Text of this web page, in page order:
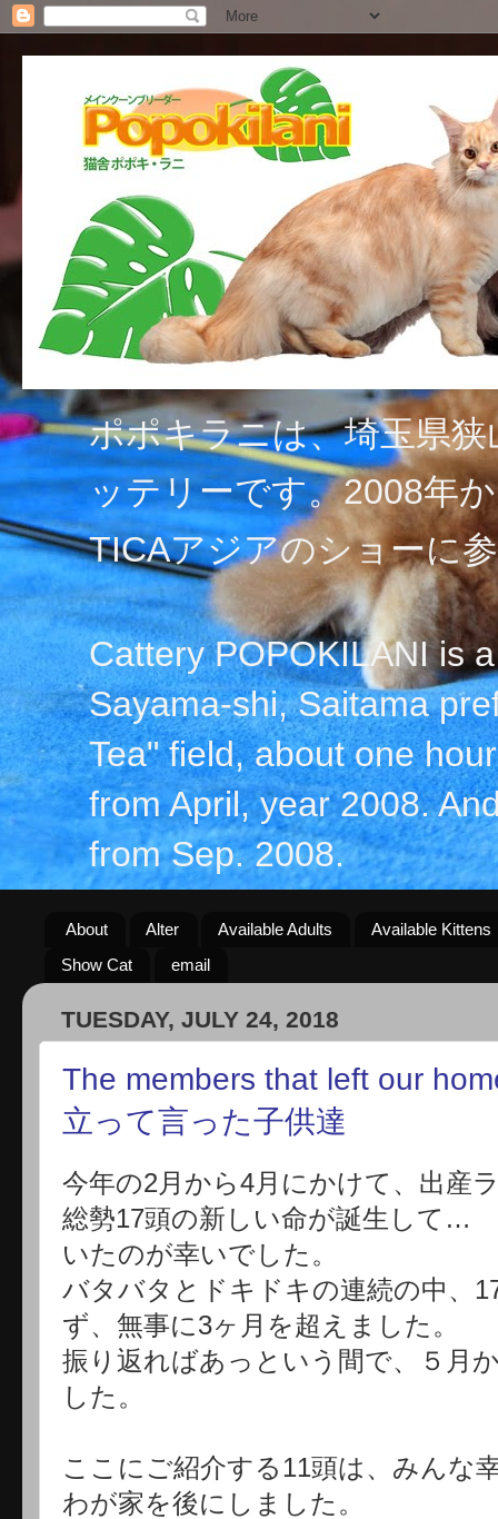
ポポキラニは、埼玉県
ッテリーです。2008年
TICAアジアのショーに
Cattery POPOKILANI is
Sayama-shi, Saitama
Tea" field, about one
from April, year 2008.
from Sep. 2008.
About Alter Available Adults
Available Kittens
Show Cat
email
TUESDAY, JULY 24, 2018
The members that left our
立って言った子供達
今年の2月から4月にかけて、出産
総勢17頭の新しい命が誕生して…
いたのが幸いでした。
バタバタとドキドキの連続の中、
ず、無事に3ヶ月を超えました。
振り返ればあっという間で、５月
した。
ここにご紹介する11頭は、みんな
わが家を後にしました。